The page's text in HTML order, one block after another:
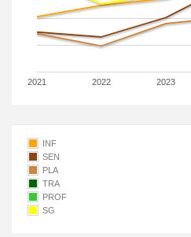
2021 2022 2023
INF
SEN
PLA
TRA
PROF
SG